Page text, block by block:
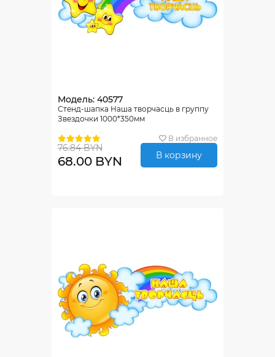
Модель: 40577
Стенд-шапка Наша творчасць в группу
Звездочки 1000*350мм
В избранное
76.84 BYN
68.00 BYN В корзину